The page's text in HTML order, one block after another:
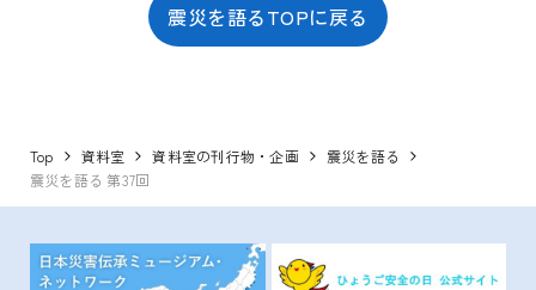
震災を語るTOPに戻る
Top 資料室 資料室の刊行物・企画
震災を語る
震災を語る 第37回